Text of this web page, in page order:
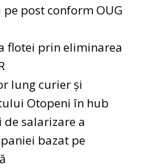
post conform OUG
flotei prin eliminarea
lung curier și
Otopeni în hub
de salarizare a
bazat pe